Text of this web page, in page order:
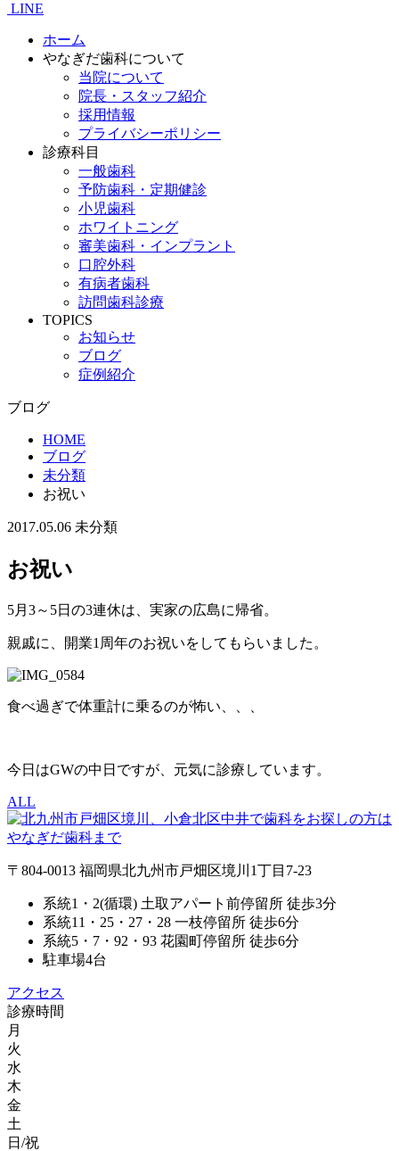
LINE
ホーム
やなぎだ歯科について
当院について
院長・スタッフ紹介
採用情報
プライバシーポリシー
診療科目
一般歯科
予防歯科・定期健診
小児歯科
ホワイトニング
審美歯科・インプラント
口腔外科
有病者歯科
訪問歯科診療
TOPICS
お知らせ
ブログ
症例紹介
ブログ
HOME
ブログ
未分類
お祝い
2017.05.06 未分類
お祝い
5月3～5日の3連休は、実家の広島に帰省。
親戚に、開業1周年のお祝いをしてもらいました。
食べ過ぎで体重計に乗るのが怖い、、、
今日はGWの中日ですが、元気に診療しています。
ALL
〒804-0013 福岡県北九州市戸畑区境川1丁目7-23
系統1・2(循環) 土取アパート前停留所 徒歩3分
系統11・25・27・28 一枝停留所 徒歩6分
系統5・7・92・93 花園町停留所 徒歩6分
駐車場4台
アクセス
診療時間
月
火
水
木
金
土
日/祝